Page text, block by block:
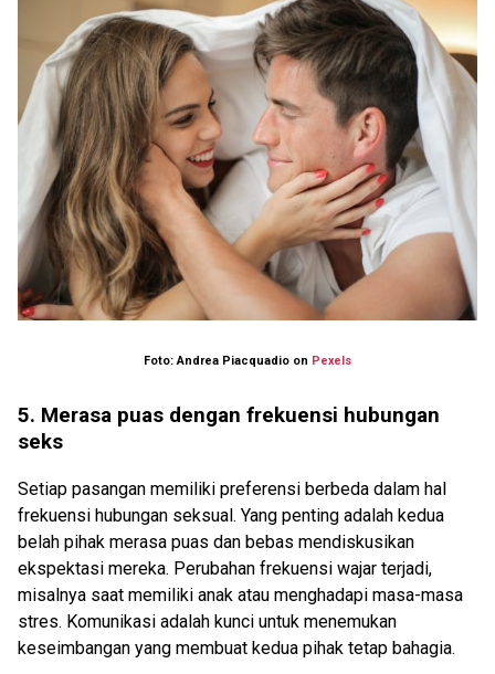
Foto: Andrea Piacquadio on Pexels
5. Merasa puas dengan frekuensi hubungan
seks
Setiap pasangan memiliki preferensi berbeda dalam hal
frekuensi hubungan seksual. Yang penting adalah kedua
belah pihak merasa puas dan bebas mendiskusikan
ekspektasi mereka. Perubahan frekuensi wajar terjadi,
misalnya saat memiliki anak atau menghadapi masa-masa
stres. Komunikasi adalah kunci untuk menemukan
keseimbangan yang membuat kedua pihak tetap bahagia.